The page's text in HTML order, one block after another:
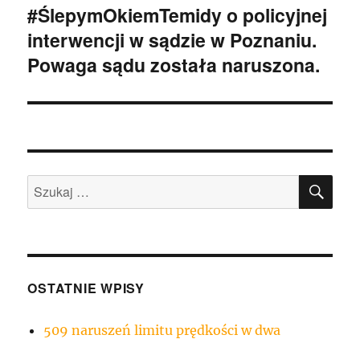
Następny
wpis:
#ŚlepymOkiemTemidy o policyjnej
interwencji w sądzie w Poznaniu.
Powaga sądu została naruszona.
Szukaj:
OSTATNIE WPISY
509 naruszeń limitu prędkości w dwa